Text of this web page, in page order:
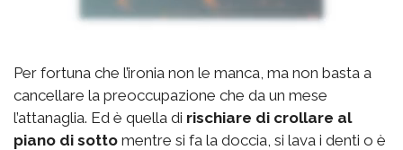
Per fortuna che l’ironia non le manca, ma non basta a
cancellare la preoccupazione che da un mese
l’attanaglia. Ed è quella di rischiare di crollare al
piano di sotto mentre si fa la doccia, si lava i denti o è